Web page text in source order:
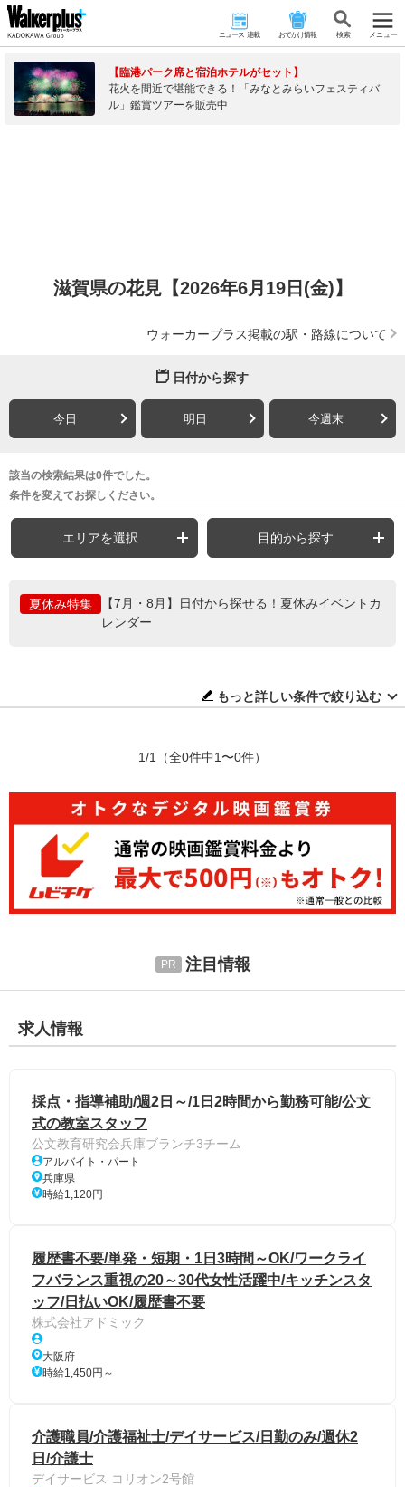
ニュース･連載 おでかけ情報 検 索 メニュー
【臨港パーク席と宿泊ホテルがセット】
花火を間近で堪能できる！「みなとみらいフェスティバ
ル」鑑賞ツアーを販売中
滋賀県の花見【2026年6月19日(金)】
ウォーカープラス掲載の駅・路線について
日付から探す
今日 明日 今週末
該当の検索結果は0件でした。
条件を変えてお探しください。
エリアを選択 目的から探す
夏休み特集
【7月・8月】日付から探せる！夏休みイベントカ
レンダー
もっと詳しい条件で絞り込む
1/1 （全0件中1〜0件）
注目情報
求人情報
採点・指導補助/週2日～/1日2時間から勤務可能/公文
式の教室スタッフ
公文教育研究会兵庫ブランチ3チーム
アルバイト・パート
兵庫県
時給1,120円
履歴書不要/単発・短期・1日3時間～OK/ワークライ
フバランス重視の20～30代女性活躍中/キッチンスタ
ッフ/日払いOK/履歴書不要
株式会社アドミック
大阪府
時給1,450円～
介護職員/介護福祉士/デイサービス/日勤のみ/週休2
日/介護士
デイサービス コリオン2号館